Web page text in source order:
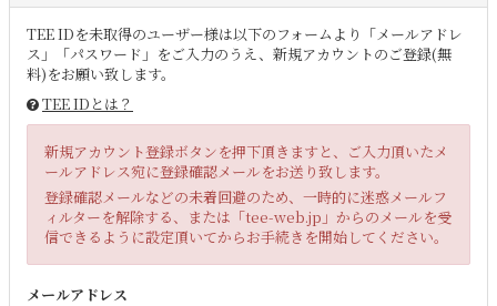
TEE IDを未取得のユーザー様は以下のフォームより「メールアドレ
ス」「パスワード」をご入力のうえ、新規アカウントのご登録(無
料)をお願い致します。
TEE IDとは？
新規アカウント登録ボタンを押下頂きますと、ご入力頂いたメ
ールアドレス宛に登録確認メールをお送り致します。
登録確認メールなどの未着回避のため、一時的に迷惑メールフ
ィルターを解除する、または「tee-web.jp」からのメールを受
信できるように設定頂いてからお手続きを開始してください。
メールアドレス